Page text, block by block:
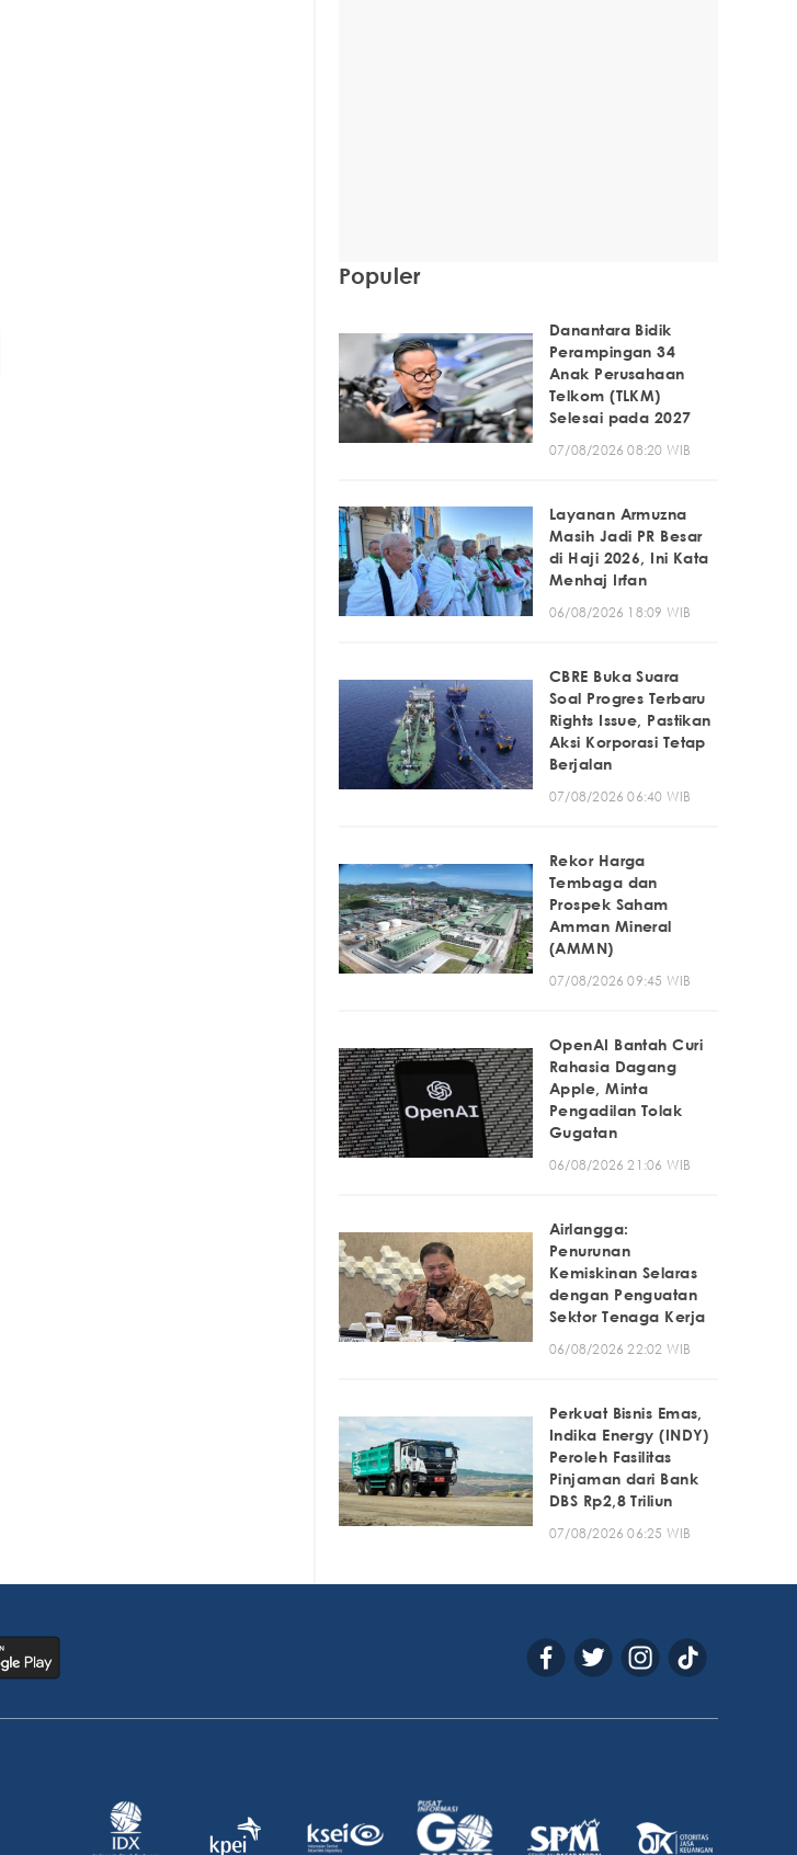
Populer
Danantara Bidik
Perampingan 34
Anak Perusahaan
Telkom (TLKM)
Selesai pada 2027
07/08/2026 08:20 WIB
Layanan Armuzna
Masih Jadi PR Besar
di Haji 2026, Ini Kata
Menhaj Irfan
06/08/2026 18:09 WIB
CBRE Buka Suara
Soal Progres Terbaru
Rights Issue, Pastikan
Aksi Korporasi Tetap
Berjalan
07/08/2026 06:40 WIB
Rekor Harga
Tembaga dan
Prospek Saham
Amman Mineral
(AMMN)
07/08/2026 09:45 WIB
OpenAI Bantah Curi
Rahasia Dagang
Apple, Minta
Pengadilan Tolak
Gugatan
06/08/2026 21:06 WIB
Airlangga:
Penurunan
Kemiskinan Selaras
dengan Penguatan
Sektor Tenaga Kerja
06/08/2026 22:02 WIB
Perkuat Bisnis Emas,
Indika Energy (INDY)
Peroleh Fasilitas
Pinjaman dari Bank
DBS Rp2,8 Triliun
07/08/2026 06:25 WIB